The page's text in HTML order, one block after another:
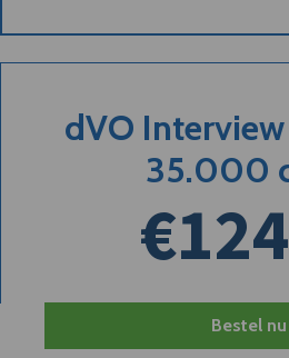
dVO
35.000
€124
Bestel nu